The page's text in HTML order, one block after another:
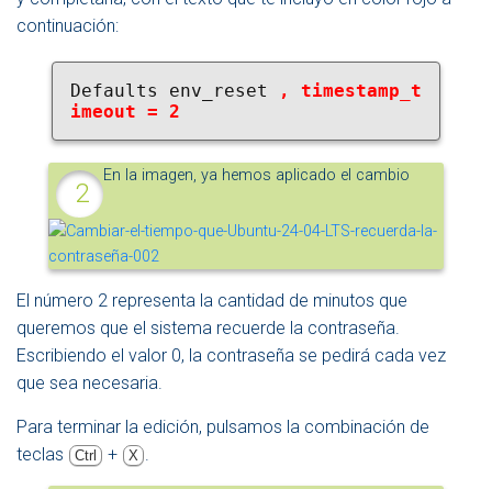
continuación:
Defaults env_reset
, timestamp_t
imeout = 2
En la imagen, ya hemos aplicado el cambio
El número 2 representa la cantidad de minutos que
queremos que el sistema recuerde la contraseña.
Escribiendo el valor 0, la contraseña se pedirá cada vez
que sea necesaria.
Para terminar la edición, pulsamos la combinación de
teclas
Ctrl + X .